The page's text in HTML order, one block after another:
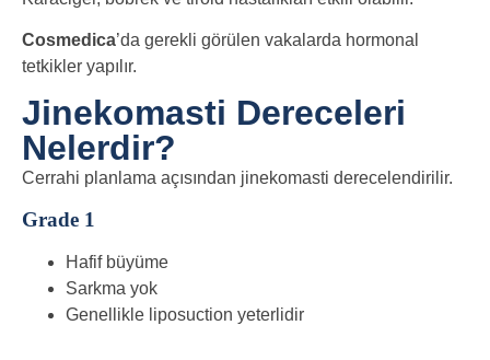
Cosmedica’da gerekli görülen vakalarda hormonal
tetkikler yapılır.
Jinekomasti Dereceleri
Nelerdir?
Cerrahi planlama açısından jinekomasti derecelendirilir.
Grade 1
Hafif büyüme
Sarkma yok
Genellikle liposuction yeterlidir